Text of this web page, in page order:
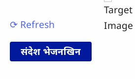
⟳ Refresh